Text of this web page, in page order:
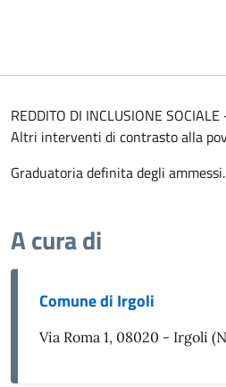
REDDITO DI INCLUSIONE
Altri interventi di contrasto alla
Graduatoria definita degli
A cura di
Comune di Irgoli
Via Roma 1, 08020 - Irgoli